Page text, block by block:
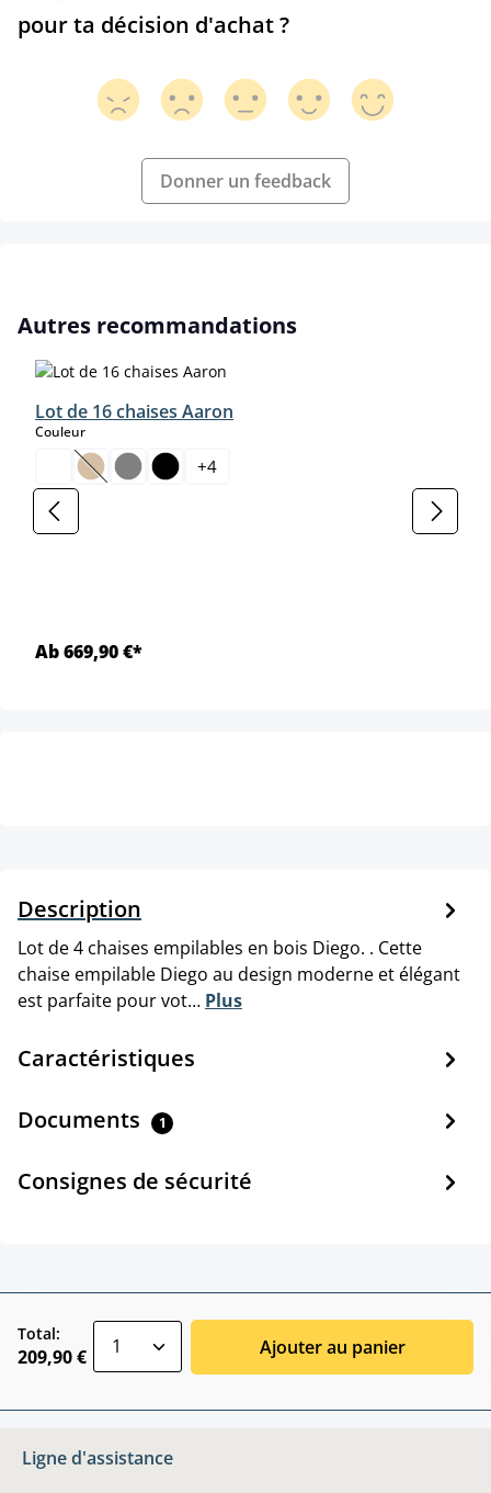
pour ta décision d'achat ?
Donner un feedback
Ignorer la galerie de produits
Autres recommandations
Lot de 16 chaises Aaron
Couleurselect
(Cette option n'est pas disponible pour le moment.)
+4
Ab 669,90 €*
Description
Lot de 4 chaises empilables en bois Diego. . Cette
chaise empilable Diego au design moderne et élégant
est parfaite pour vot… Plus
Caractéristiques
Documents 1
Consignes de sécurité
Total:
209,90 € Ajouter au panier
Ligne d'assistance